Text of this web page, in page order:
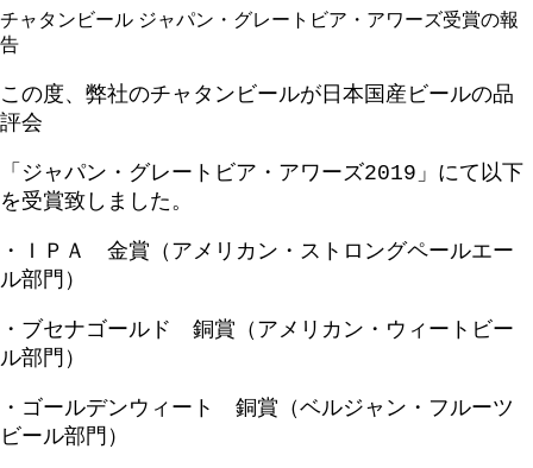
チャタンビール ジャパン・グレートビア・アワーズ受賞の報
告
この度、弊社のチャタンビールが日本国産ビールの品
評会
「ジャパン・グレートビア・アワーズ2019」にて以下
を受賞致しました。
・ＩＰＡ
金賞（アメリカン・ストロングペールエー
ル部門）
・ブセナゴールド 銅賞（アメリカン・ウィートビー
ル部門）
・ゴールデンウィート 銅賞（ベルジャン・フルーツ
ビール部門）